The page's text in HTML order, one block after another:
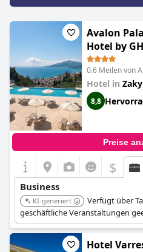
Avalon
Hotel by
0.6 Meilen von
Hotel in
8,8
Preise
$
Business
KI-generiert
Verfügt über
geschäftliche Veranstaltungen
Hotel